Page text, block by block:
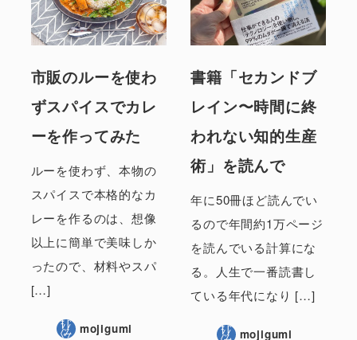
市販のルーを使わ
ずスパイスでカレ
ーを作ってみた
ルーを使わず、本物の
スパイスで本格的なカ
レーを作るのは、想像
以上に簡単で美味しか
ったので、材料やスパ
[…]
mojigumi
書籍「セカンドブ
レイン〜時間に終
われない知的生産
術」を読んで
年に50冊ほど読んでい
るので年間約1万ページ
を読んでいる計算にな
る。人生で一番読書し
ている年代になり […]
mojigumi